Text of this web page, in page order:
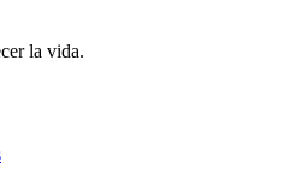
la vida.